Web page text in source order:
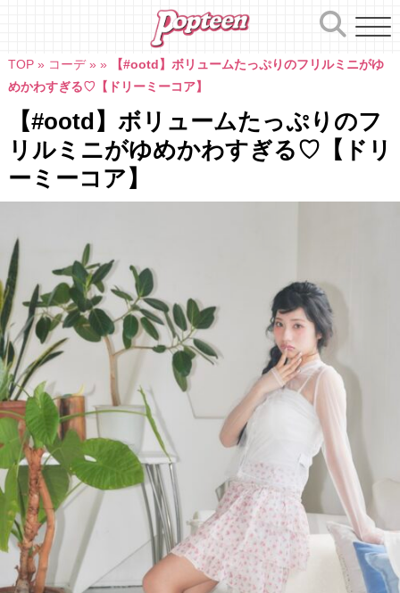
TOP» コーデ» »
【#ootd】ボリュームたっぷりのフリルミニがゆ
めかわすぎる♡【ドリーミーコア】
【#ootd】ボリュームたっぷりのフ
リルミニがゆめかわすぎる♡【ドリ
ーミーコア】